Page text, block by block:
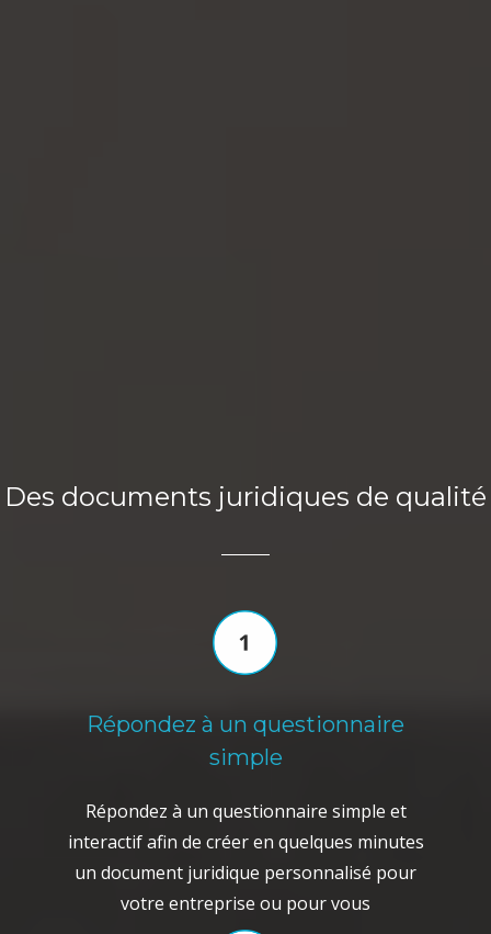
Des documents juridiques de qualité
Répondez à un questionnaire
simple
Répondez à un questionnaire simple et
interactif afin de créer en quelques minutes
un document juridique personnalisé pour
votre entreprise ou pour vous